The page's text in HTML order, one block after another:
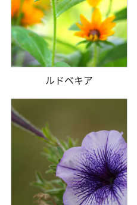
ルドベキア